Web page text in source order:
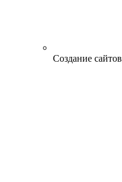
Создание сайтов